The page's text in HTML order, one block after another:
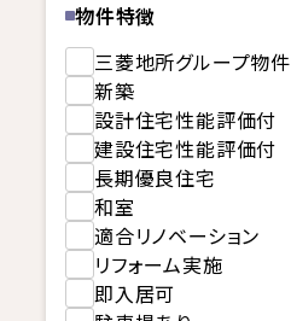
物件特徴
三菱地所グループ物件
新築
設計住宅性能評価付
建設住宅性能評価付
長期優良住宅
和室
適合リノベーション
リフォーム実施
即入居可